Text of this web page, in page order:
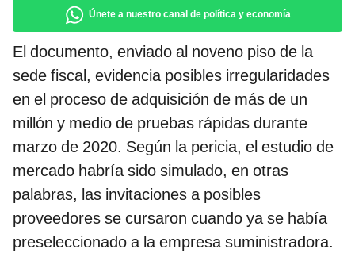
Únete a nuestro canal de política y economía
El documento, enviado al noveno piso de la
sede fiscal, evidencia posibles irregularidades
en el proceso de adquisición de más de un
millón y medio de pruebas rápidas durante
marzo de 2020. Según la pericia, el estudio de
mercado habría sido simulado, en otras
palabras, las invitaciones a posibles
proveedores se cursaron cuando ya se había
preseleccionado a la empresa suministradora.